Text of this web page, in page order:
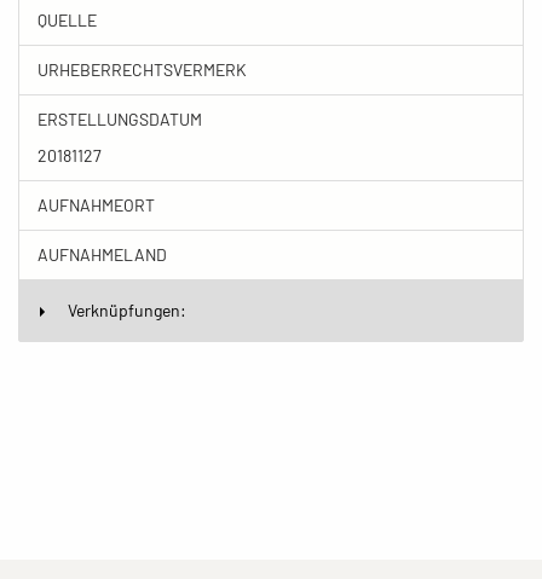
QUELLE
URHEBERRECHTSVERMERK
ERSTELLUNGSDATUM
20181127
AUFNAHMEORT
AUFNAHMELAND
Verknüpfungen: